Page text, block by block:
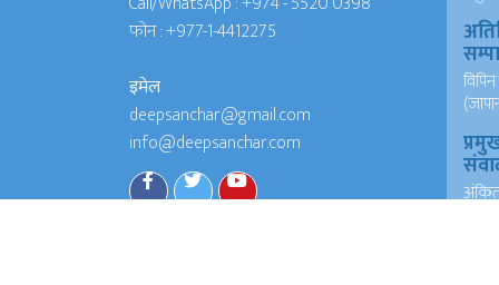
फोन :+977-1-4412275
इमेल
deepsanchar@gmail.com
info@deepsanchar.com